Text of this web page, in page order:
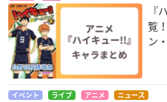
『
覧
ン
イベント ライブ アニメ ニュース